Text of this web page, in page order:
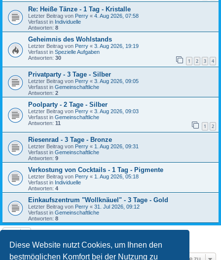
Diese Website nutzt Cookies, um Ihnen den
bestmöglichen Komfort bei der Nutzung zu
Re: Heiße Tänze - 1 Tag - Kristalle
Letzter Beitrag von Perry « 4. Aug 2026, 07:58
Verfasst in Individuelle
Antworten: 8
Geheimnis des Wohlstands
Letzter Beitrag von Perry « 3. Aug 2026, 19:19
Verfasst in Spezielle Aufgaben
Antworten: 30 1 2 3 4
Privatparty - 3 Tage - Silber
Letzter Beitrag von Perry « 3. Aug 2026, 09:05
Verfasst in Gemeinschaftliche
Antworten: 2
Poolparty - 2 Tage - Silber
Letzter Beitrag von Perry « 3. Aug 2026, 09:03
Verfasst in Gemeinschaftliche
Antworten: 11 1 2
Riesenrad - 3 Tage - Bronze
Letzter Beitrag von Perry « 1. Aug 2026, 09:31
Verfasst in Gemeinschaftliche
Antworten: 9
Verkostung von Cocktails - 1 Tag - Pigmente
Letzter Beitrag von Perry « 1. Aug 2026, 05:18
Verfasst in Individuelle
Antworten: 4
Einkaufszentrum "Wollknäuel" - 3 Tage - Gold
Letzter Beitrag von Perry « 31. Jul 2026, 09:12
Verfasst in Gemeinschaftliche
Antworten: 8
Die Suche ergab 16 Treffer • Seite1 von 1